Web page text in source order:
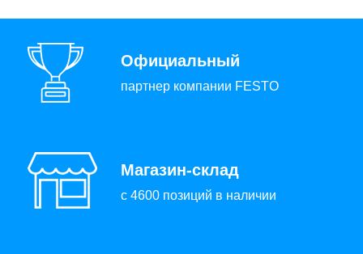
Официальный
партнер компании FESTO
Магазин-склад
с 4600 позиций в наличии